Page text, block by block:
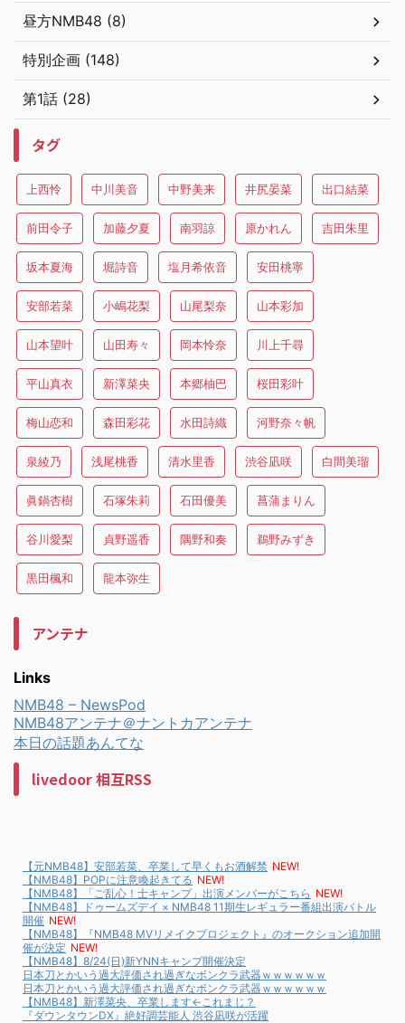
昼方NMB48 (8)
特別企画 (148)
第1話 (28)
タグ
上西怜 中川美音 中野美来 井尻晏菜 出口結菜
前田令子 加藤夕夏 南羽諒 原かれん 吉田朱里
坂本夏海 堀詩音 塩月希依音 安田桃寧
安部若菜 小嶋花梨 山尾梨奈 山本彩加
山本望叶 山田寿々 岡本怜奈 川上千尋
平山真衣 新澤菜央 本郷柚巴 桜田彩叶
梅山恋和 森田彩花 水田詩織 河野奈々帆
泉綾乃 浅尾桃香 清水里香 渋谷凪咲 白間美瑠
眞鍋杏樹 石塚朱莉 石田優美 菖蒲まりん
谷川愛梨 貞野遥香 隅野和奏 鵜野みずき
黒田楓和 龍本弥生
アンテナ
Links
NMB48 – NewsPod
NMB48アンテナ＠ナントカアンテナ
本日の話題あんてな
livedoor 相互RSS
【元NMB48】安部若菜、卒業して早くもお酒解禁 NEW!
【NMB48】POPに注意喚起きてる NEW!
【NMB48】「ご乱心！士キャンプ」出演メンバーがこちら NEW!
【NMB48】ドゥームズデイ × NMB48 11期生レギュラー番組出演バトル
開催 NEW!
【NMB48】『NMB48 MVリメイクプロジェクト』のオークション追加開
催が決定 NEW!
【NMB48】8/24(日)新YNNキャンプ開催決定
日本刀とかいう過大評価され過ぎなボンクラ武器ｗｗｗｗｗｗ
日本刀とかいう過大評価され過ぎなボンクラ武器ｗｗｗｗｗｗ
【NMB48】新澤菜央、卒業します←これまじ？
『ダウンタウンDX』絶好調芸能人 渋谷凪咲が活躍